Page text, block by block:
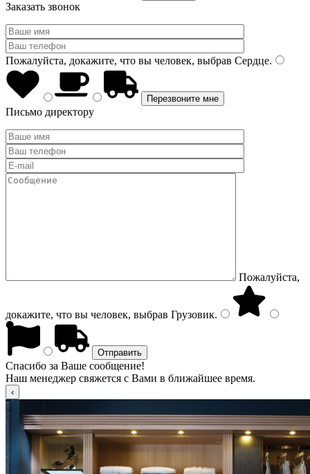
Заказать звонок
Пожалуйста, докажите, что вы человек, выбрав Сердце.
Письмо директору
Пожалуйста,
докажите, что вы человек, выбрав Грузовик.
Спасибо за Ваше сообщение!
Наш менеджер свяжется с Вами в ближайшее время.